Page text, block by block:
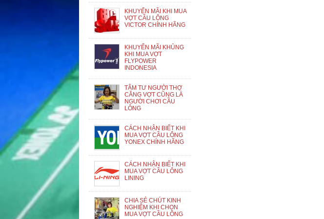
KHUYẾN MÃI KHI MUA
VỢT CẦU LÔNG
VICTOR CHÍNH HÃNG
KHUYẾN MÃI KHỦNG
KHI MUA VỢT
FLYPOWER
INDONESIA
TÂM TƯ NGƯỜI THỢ
CĂNG VỢT CŨNG LÀ
NGƯỜI CHƠI CẦU
LÔNG
CÁCH NHẬN BIẾT KHI
MUA VỢT CẦU LÔNG
YONEX CHÍNH HÃNG
CÁCH NHẬN BIẾT KHI
MUA VỢT CẦU LÔNG
LINING
CHIA SẺ CHÚT KINH
NGHIỆM KHI CHỌN
MUA VỢT CẦU LÔNG